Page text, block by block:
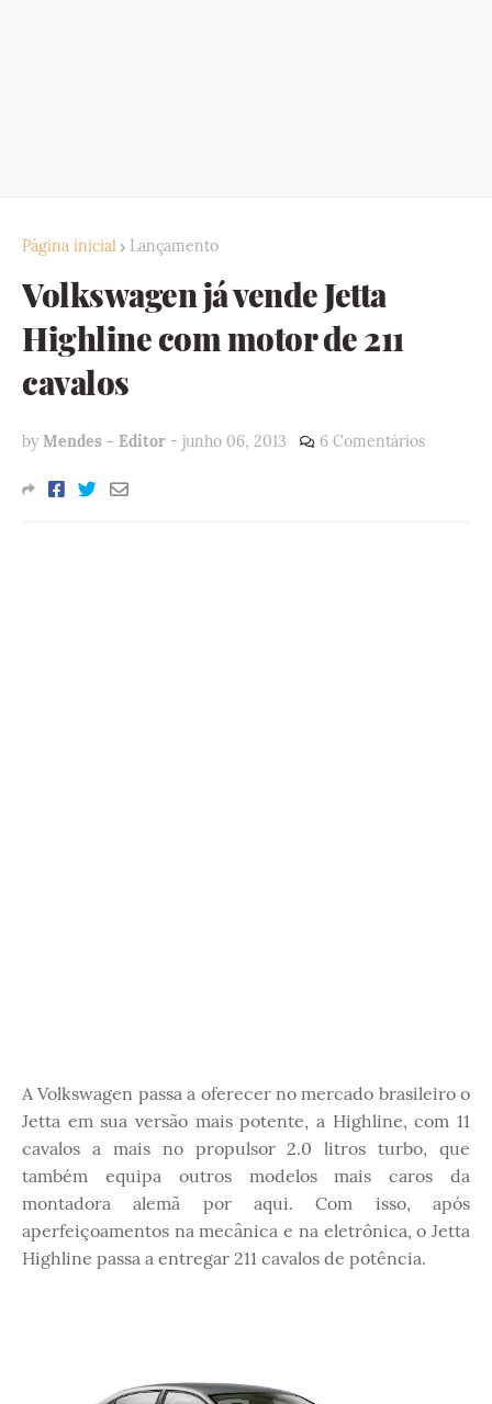
Página inicial Lançamento
Volkswagen já vende Jetta
Highline com motor de 211
cavalos
by Mendes - Editor - junho 06, 2013 6 Comentários
A Volkswagen passa a oferecer no mercado brasileiro o
Jetta em sua versão mais potente, a Highline, com 11
cavalos a mais no propulsor 2.0 litros turbo, que
também equipa outros modelos mais caros da
montadora alemã por aqui. Com isso, após
aperfeiçoamentos na mecânica e na eletrônica, o Jetta
Highline passa a entregar 211 cavalos de potência.